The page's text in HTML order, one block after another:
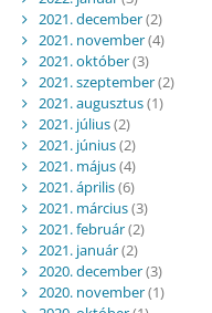
2021. december(2)
2021. november(4)
2021. október(3)
2021. szeptember(2)
2021. augusztus(1)
2021. július(2)
2021. június(2)
2021. május(4)
2021. április(6)
2021. március(3)
2021. február(2)
2021. január(2)
2020. december(3)
2020. november(1)